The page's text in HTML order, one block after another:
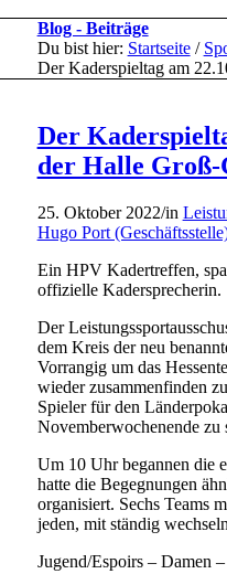
Blog - Beiträge
Du bist hier: Startseite /
Der Kaderspieltag am
Der
der Halle Groß-
25. Oktober 2022/in
Hugo Port
Ein HPV Kadertreffen,
offizielle Kadersprecherin.
Der
dem Kreis der neu
Vorrangig um das
wieder zusammenfinden
Spieler für den
Novemberwochenende zu
Um 10 Uhr begannen die
hatte die Begegnungen
organisiert. Sechs Teams
jeden, mit ständig
Jugend/Espoirs – Damen